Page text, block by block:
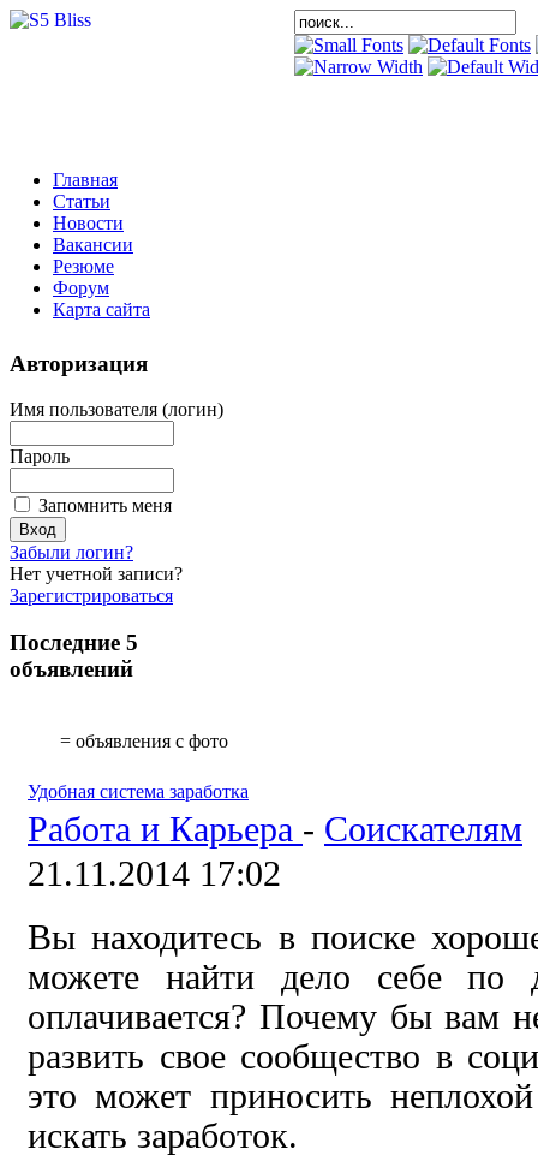
Главная
Статьи
Новости
Вакансии
Резюме
Форум
Карта сайта
Авторизация
Имя пользователя (логин)
Пароль
Запомнить меня
Забыли логин?
Нет учетной записи?
Зарегистрироваться
Последние 5
объявлений
= объявления с фото
Удобная система заработка
Работа и Карьера - Соискателям
21.11.2014 17:02
Вы находитесь в поиске
можете найти дело себе по
оплачивается? Почему бы вам
развить свое сообщество в
это может приносить
искать заработок.